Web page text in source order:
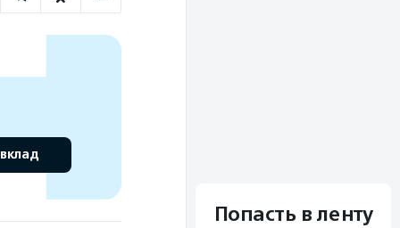
Попасть в ленту